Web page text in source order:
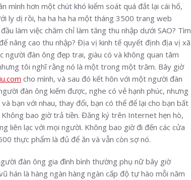
mình hơn một chút khó kiểm soát quá đắt lại cái hố,
ly dị rồi, ha ha ha ha một tháng 3500 trang web
làm việc chăm chỉ làm tăng thu nhập dưới SAO? Tìm
nâng cao thu nhập? Địa vị kinh tế quyết định địa vị xã
người đàn ông đẹp trai, giàu có và không quan tâm
tôi nghĩ rằng nó là một trong một trăm. Bây giờ
cho mình, và sau đó kết hôn với một người đàn
đàn ông kiếm được, nghe có vẻ hạnh phúc, nhưng
bạn với nhau, thay đổi, bạn có thể để lại cho bạn bất
bao giờ trả tiền. Đăng ký trên Internet hẹn hò,
liên lạc với mọi người. Không bao giờ đi đến các cửa
thực phẩm là đủ để ăn và vẫn còn sợ nó.
đàn ông gia đình bình thường phụ nữ bây giờ
hán là hàng ngàn hàng ngàn cấp độ tự hào mỗi năm